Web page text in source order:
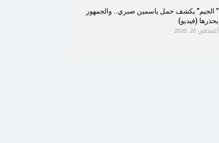
” الجيم” يكشف حمل ياسمين صبري.. والجمهور
يحذرها (فيديو)
أغسطس 20, 2020